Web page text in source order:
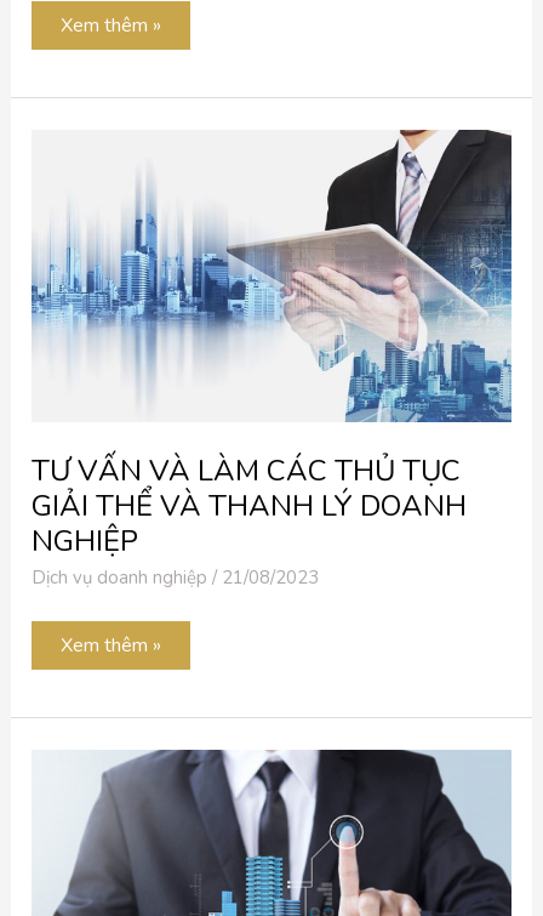
Xem thêm »
TƯ VẤN VÀ LÀM CÁC THỦ TỤC
GIẢI THỂ VÀ THANH LÝ DOANH
NGHIỆP
Dịch vụ doanh nghiệp / 21/08/2023
THỦ
TỤC
GIẢI
THỂ
VÀ
THANH
Xem thêm »
LÀM
THỦ
TỤC
XIN
GIẤY
PHÉP
THÀNH